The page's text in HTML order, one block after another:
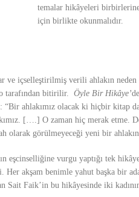
temalar hikâyeleri
için birlikte okunmalıdır.
içselleştirilmiş verili ahlakın
tarafından bitirilir. Öyle Bir Hikâye’
“Bir ahlakımız olacak ki hiçbir kitap
[….] O zaman hiç merak etme.
olarak görülmeyeceği yeni bir
eşcinselliğine vurgu yaptığı tek
Her akşam benimle yahut başka bir
Faik’in bu hikâyesinde iki